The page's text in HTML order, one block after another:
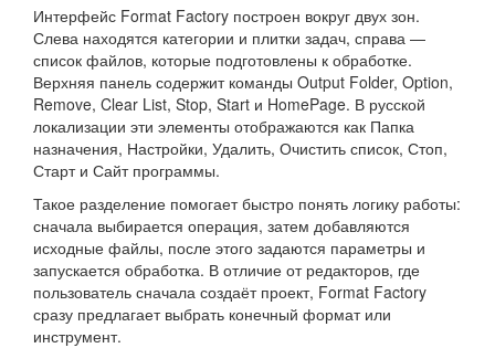
Интерфейс Format Factory построен вокруг двух зон.
Слева находятся категории и плитки задач, справа —
список файлов, которые подготовлены к обработке.
Верхняя панель содержит команды Output Folder, Option,
Remove, Clear List, Stop, Start и HomePage. В русской
локализации эти элементы отображаются как Папка
назначения, Настройки, Удалить, Очистить список, Стоп,
Старт и Сайт программы.
Такое разделение помогает быстро понять логику работы:
сначала выбирается операция, затем добавляются
исходные файлы, после этого задаются параметры и
запускается обработка. В отличие от редакторов, где
пользователь сначала создаёт проект, Format Factory
сразу предлагает выбрать конечный формат или
инструмент.